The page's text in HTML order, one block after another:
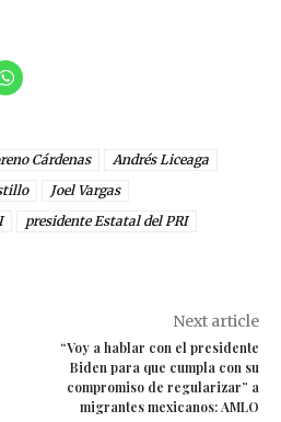
Cárdenas
Andrés Liceaga
Joel Vargas
presidente Estatal del PRI
Next article
“Voy a hablar con el presidente
Biden para que cumpla con su
compromiso de regularizar” a
migrantes mexicanos: AMLO